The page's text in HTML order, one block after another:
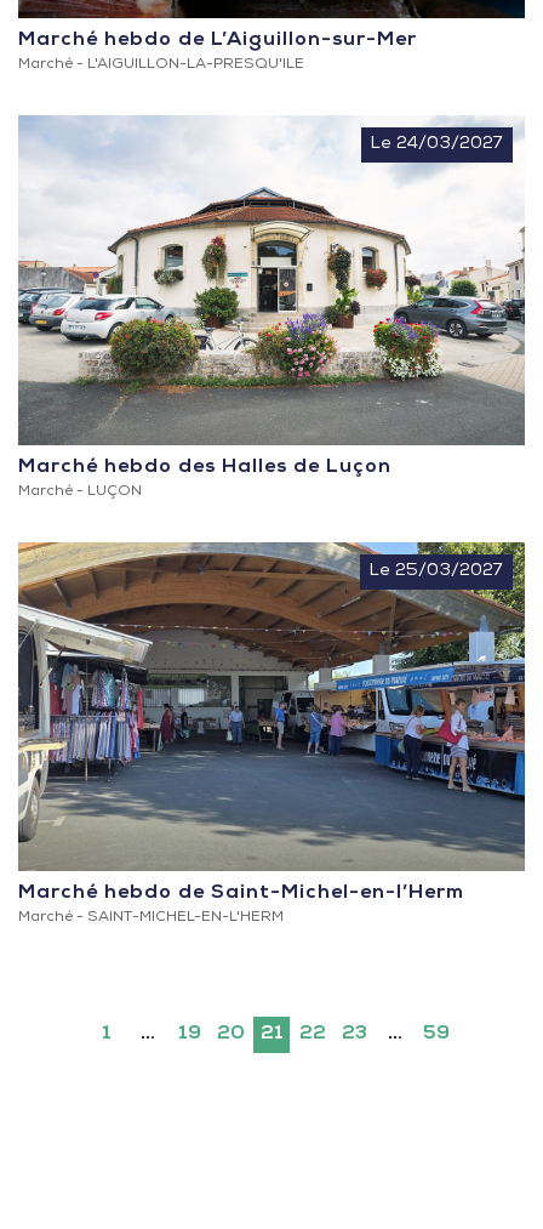
Marché hebdo de L’Aiguillon-sur-Mer
Marché - L'AIGUILLON-LA-PRESQU'ILE
Le 24/03/2027
Marché hebdo des Halles de Luçon
Marché - LUÇON
Le 25/03/2027
Marché hebdo de Saint-Michel-en-l’Herm
Marché - SAINT-MICHEL-EN-L'HERM
1 … 19 20 21 22 23 … 59